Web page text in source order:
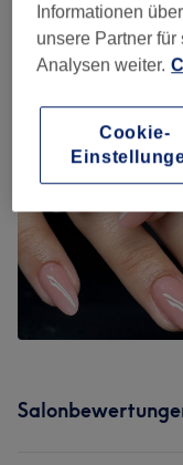
Informationen
unsere Partner
Analysen weiter.
Cookie-